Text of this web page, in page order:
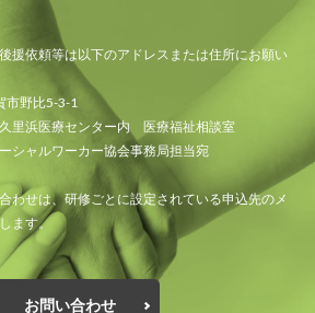
援依頼等は以下のアドレスまたは住所にお願い
市野比5-3-1
里浜医療センター内 医療福祉相談室
シャルワーカー協会事務局担当宛
わせは、研修ごとに設定されている申込先のメ
ます。
お問い合わせ